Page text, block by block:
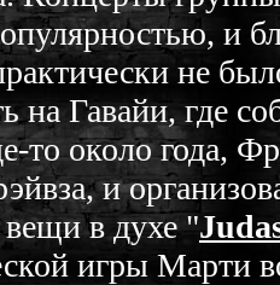
и
не
на Гавайи, где
то около года,
и
в духе "
игры Марти